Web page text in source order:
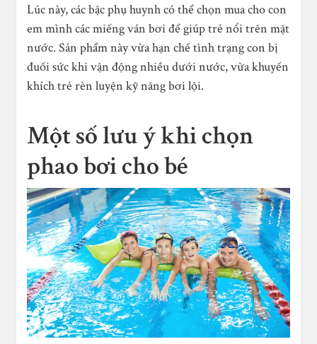
Lúc này, các bậc phụ huynh có thể chọn mua cho con
em mình các miếng ván bơi để giúp trẻ nổi trên mặt
nước. Sản phẩm này vừa hạn chế tình trạng con bị
đuối sức khi vận động nhiều dưới nước, vừa khuyến
khích trẻ rèn luyện kỹ năng bơi lội.
Một số lưu ý khi chọn
phao bơi cho bé